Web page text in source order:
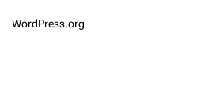
WordPress.org